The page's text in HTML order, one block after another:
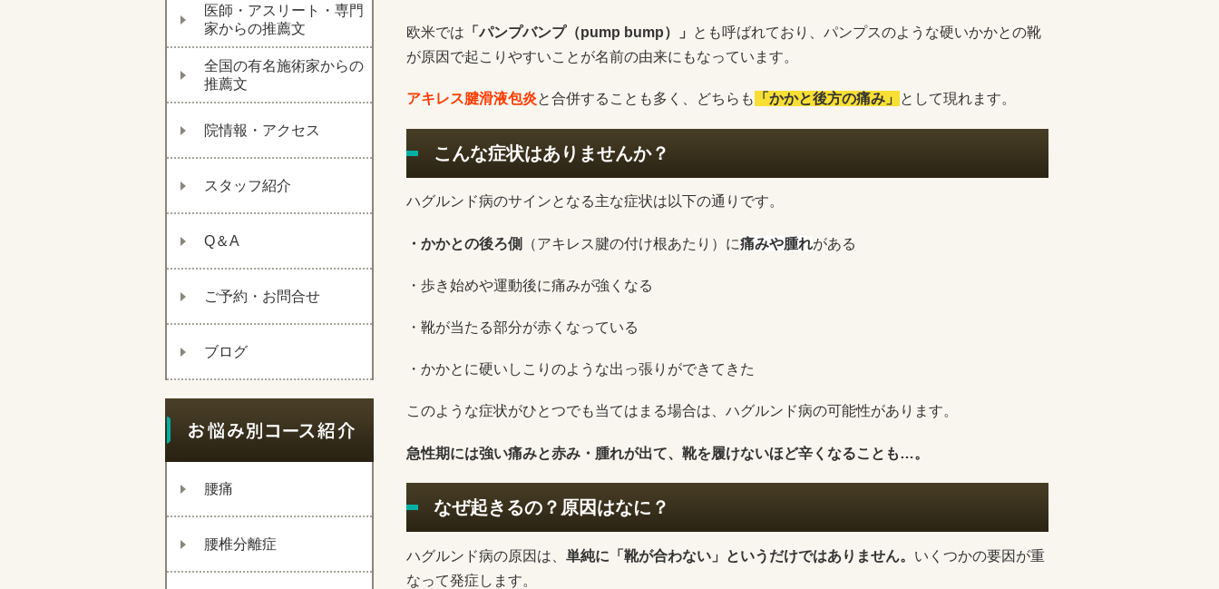
医師・アスリート・専門
家からの推薦文
全国の有名施術家からの
推薦文
院情報・アクセス
スタッフ紹介
Q＆A
ご予約・お問合せ
ブログ
腰痛
腰椎分離症
欧米では 「パンプバンプ（pump bump）」
とも呼ばれており、パンプスのような硬いかかとの靴
が原因で起こりやすいことが名前の由来にもなっています。
アキレス腱滑液包炎と合併することも多く、どちらも 「かかと後方の痛み」 として現れます。
こんな症状はありませんか？
ハグルンド病のサインとなる主な症状は以下の通りです。
・かかとの後ろ側 （アキレス腱の付け根あたり）に痛みや腫れがある
・歩き始めや運動後に痛みが強くなる
・靴が当たる部分が赤くなっている
・かかとに硬いしこりのような出っ張りができてきた
このような症状がひとつでも当てはまる場合は、ハグルンド病の可能性があります。
急性期には強い痛みと赤み・腫れが出て、靴を履けないほど辛くなることも…。
なぜ起きるの？原因はなに？
ハグルンド病の原因は、 単純に「靴が合わない」というだけではありません。 いくつかの要因が重
なって発症します。